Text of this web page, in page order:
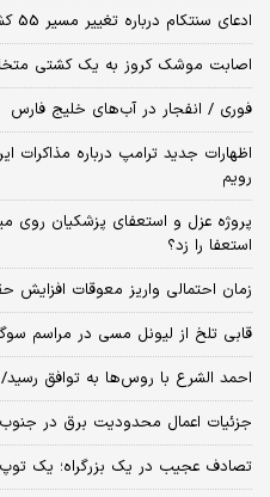
ادعای سنتکام درباره تغییر مسیر 55 کشتی در تنگه هرمز
اصابت موشک کروز به یک کشتی
فوری / انفجار در آب‌های خلیج فارس
اظهارات جدید ترامپ درباره
رویم
پروژه عزل و استعفای پزشکیان روی
استعفا را زد؟
زمان احتمالی واریز معوقات افزایش
قابی تلخ از لیونل مسی در مراسم
احمد الشرع با روس‌ها به توافق
جزئیات اعمال محدودیت برق در جنوب
تصادف عجیب در یک بزرگراه؛ یک توپ